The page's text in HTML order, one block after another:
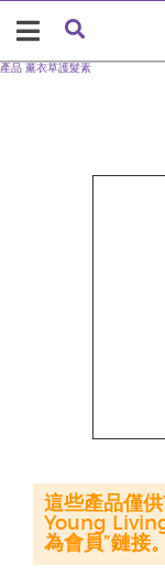
產品 薰衣草護髮素
這些產品僅
Young
為會員”鏈接。